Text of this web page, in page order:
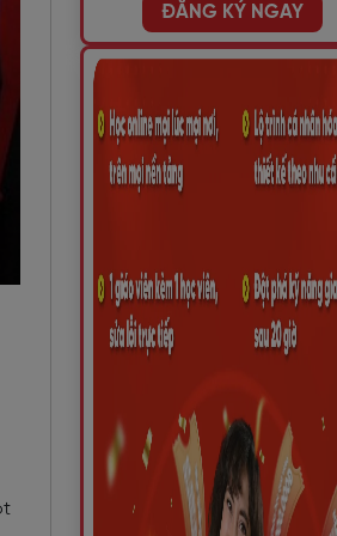
ĐĂNG KÝ NGAY